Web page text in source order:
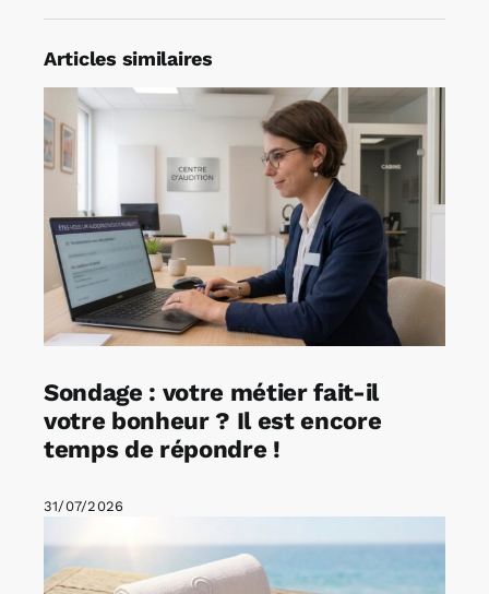
Articles similaires
Sondage : votre métier fait-il
votre bonheur ? Il est encore
temps de répondre !
31/07/2026